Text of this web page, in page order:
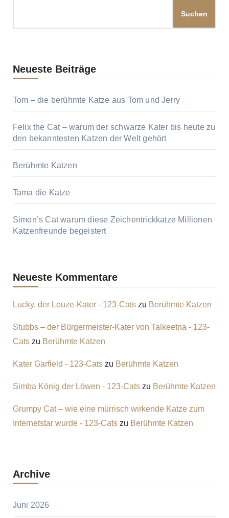
Suchen
Neueste Beiträge
Tom – die berühmte Katze aus Tom und Jerry
Felix the Cat – warum der schwarze Kater bis heute zu
den bekanntesten Katzen der Welt gehört
Berühmte Katzen
Tama die Katze
Simon’s Cat warum diese Zeichentrickkatze Millionen
Katzenfreunde begeistert
Neueste Kommentare
Lucky, der Leuze-Kater - 123-Catszu Berühmte Katzen
Stubbs – der Bürgermeister-Kater von Talkeetna - 123-
Catszu Berühmte Katzen
Kater Garfield - 123-Catszu Berühmte Katzen
Simba König der Löwen - 123-Catszu Berühmte Katzen
Grumpy Cat – wie eine mürrisch wirkende Katze zum
Internetstar wurde - 123-Catszu Berühmte Katzen
Archive
Juni 2026